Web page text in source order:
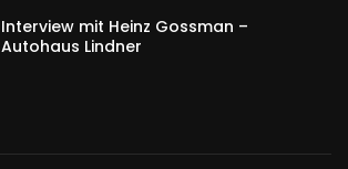
Interview mit Heinz Gossman –
Autohaus Lindner